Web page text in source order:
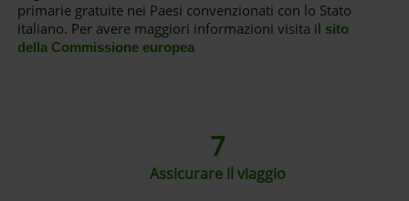
primarie gratuite nei Paesi convenzionati con lo Stato
italiano. Per avere maggiori informazioni visita il sito
della Commissione europea
7
Assicurare il viaggio